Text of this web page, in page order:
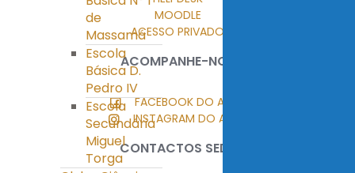
de
Massamá
Escola
Básica D.
Pedro IV
Escola
Secundária
Miguel
Torga
MOODLE
ACESSO PRIVADO
ACOMPANHE-NOS
FACEBOOK DO AEMT
INSTAGRAM DO AEMT
CONTACTOS SEDE